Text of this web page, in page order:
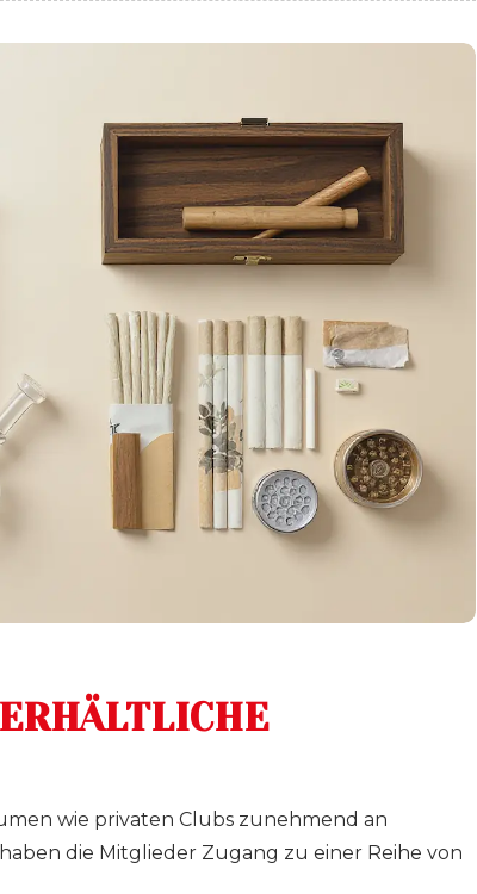
wie privaten Clubs zunehmend an
die Mitglieder Zugang zu einer Reihe von